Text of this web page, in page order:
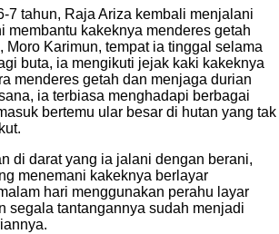
7 tahun, Raja Ariza kembali menjalani
membantu kakeknya menderes getah
Moro Karimun, tempat ia tinggal selama
buta, ia mengikuti jejak kaki kakeknya
menderes getah dan menjaga durian
ia terbiasa menghadapi berbagai
bertemu ular besar di hutan yang tak
di darat yang ia jalani dengan berani,
menemani kakeknya berlayar
hari menggunakan perahu layar
segala tantangannya sudah menjadi